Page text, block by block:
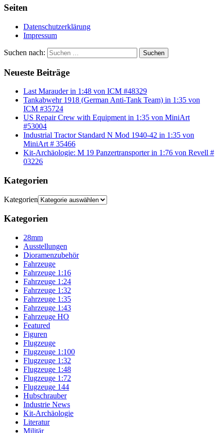
Seiten
Datenschutzerklärung
Impressum
Suchen nach: Suchen
Neueste Beiträge
Last Marauder in 1:48 von ICM #48329
Tankabwehr 1918 (German Anti-Tank Team) in 1:35 von
ICM #35724
US Repair Crew with Equipment in 1:35 von MiniArt
#53004
Industrial Tractor Standard N Mod 1940-42 in 1:35 von
MiniArt # 35466
Kit-Archäologie: M 19 Panzertransporter in 1:76 von Revell #
03226
Kategorien
Kategorien
Kategorien
28mm
Ausstellungen
Dioramenzubehör
Fahrzeuge
Fahrzeuge 1:16
Fahrzeuge 1:24
Fahrzeuge 1:32
Fahrzeuge 1:35
Fahrzeuge 1:43
Fahrzeuge HO
Featured
Figuren
Flugzeuge
Flugzeuge 1:100
Flugzeuge 1:32
Flugzeuge 1:48
Flugzeuge 1:72
Flugzeuge 144
Hubschrauber
Industrie News
Kit-Archäologie
Literatur
Militär